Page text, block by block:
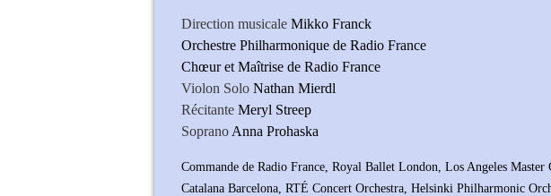
Direction musicale Mikko Franck
Orchestre Philharmonique de Radio France
Chœur et Maîtrise de Radio France
Violon Solo Nathan Mierdl
Récitante Meryl Streep
Soprano Anna Prohaska
Commande de Radio France, Royal Ballet London, Los Angeles Master
Catalana Barcelona, RTÉ Concert Orchestra, Helsinki Philharmonic